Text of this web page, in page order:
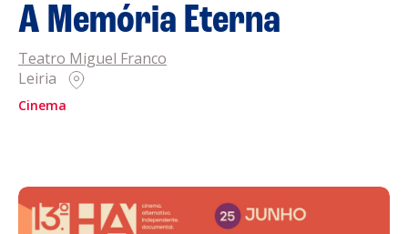
Promotores
Clubes Desportivos
Política de Privacidade
Política de Cookies
A Memória Eterna
Teatro Miguel Franco
Leiria
Cinema
CRIAR NOVO